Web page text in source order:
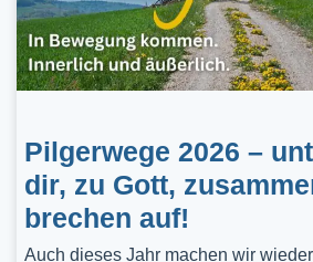
Pilgerwege 2026 –
dir, zu Gott,
brechen auf!
Auch dieses Jahr machen wir